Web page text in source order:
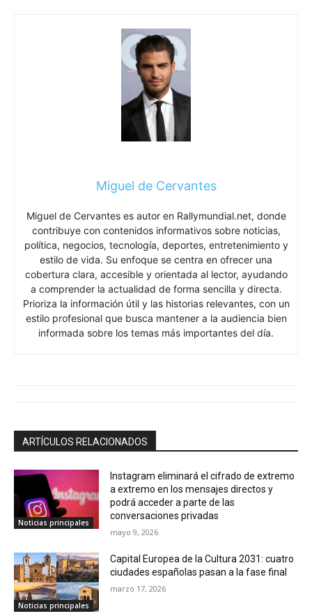
Miguel de Cervantes
Miguel de Cervantes es autor en Rallymundial.net, donde
contribuye con contenidos informativos sobre noticias,
política, negocios, tecnología, deportes, entretenimiento y
estilo de vida. Su enfoque se centra en ofrecer una
cobertura clara, accesible y orientada al lector, ayudando
a comprender la actualidad de forma sencilla y directa.
Prioriza la información útil y las historias relevantes, con un
estilo profesional que busca mantener a la audiencia bien
informada sobre los temas más importantes del día.
ARTÍCULOS RELACIONADOS
Noticias principales
Instagram eliminará el cifrado de extremo
a extremo en los mensajes directos y
podrá acceder a parte de las
conversaciones privadas
mayo 9, 2026
Noticias principales
Capital Europea de la Cultura 2031: cuatro
ciudades españolas pasan a la fase final
marzo 17, 2026